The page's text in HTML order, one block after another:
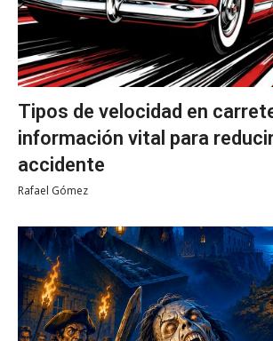
Tipos de velocidad en
información vital para
accidente
Rafael Gómez